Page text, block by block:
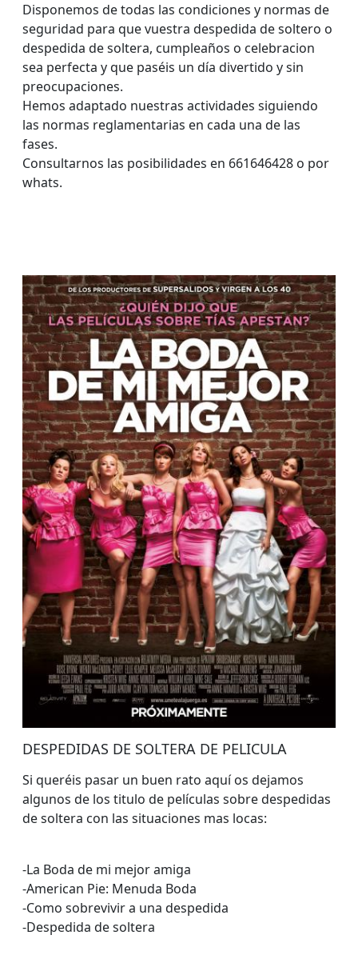
Disponemos de todas las condiciones y normas de
seguridad para que vuestra despedida de soltero o
despedida de soltera, cumpleaños o celebracion
sea perfecta y que paséis un día divertido y sin
preocupaciones.
Hemos adaptado nuestras actividades siguiendo
las normas reglamentarias en cada una de las
fases.
Consultarnos las posibilidades en 661646428 o por
whats.
DESPEDIDAS DE SOLTERA DE PELICULA
Si queréis pasar un buen rato aquí os dejamos
algunos de los titulo de películas sobre despedidas
de soltera con las situaciones mas locas:
-La Boda de mi mejor amiga
-American Pie: Menuda Boda
-Como sobrevivir a una despedida
-Despedida de soltera